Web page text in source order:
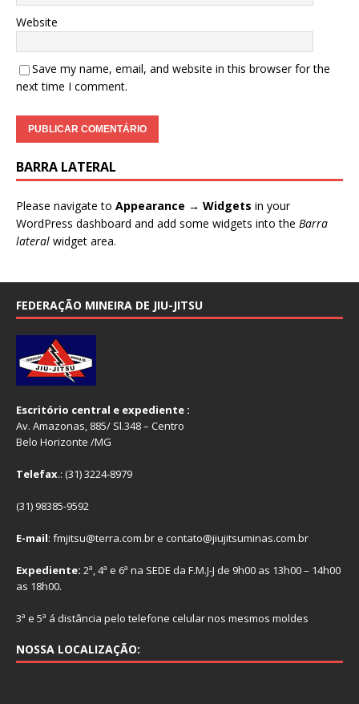
Website
Save my name, email, and website in this browser for the
next time I comment.
BARRA LATERAL
Please navigate to Appearance → Widgets in your
WordPress dashboard and add some widgets into the Barra
lateral widget area.
FEDERAÇÃO MINEIRA DE JIU-JITSU
Escritório central e expediente :
Av. Amazonas, 885/ Sl.348 – Centro
Belo Horizonte /MG
Telefax.: (31) 3224-8979
(31) 98385-9592
E-mail: fmjitsu@terra.com.br e contato@jiujitsuminas.com.br
Expediente: 2ª, 4ª e 6ª na SEDE da F.M.J-J de 9h00 as 13h00 – 14h00
as 18h00.
3ª e 5ª á distância pelo telefone celular nos mesmos moldes
NOSSA LOCALIZAÇÃO: